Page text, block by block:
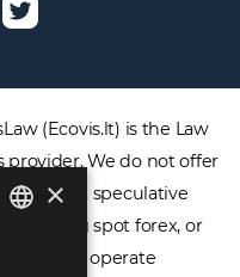
(Ecovis.lt) is the Law
provider. We do not offer
complex speculative
rolling spot forex, or
do not operate
×